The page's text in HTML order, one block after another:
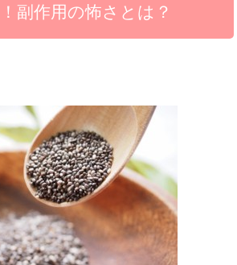
副作用の怖さとは？